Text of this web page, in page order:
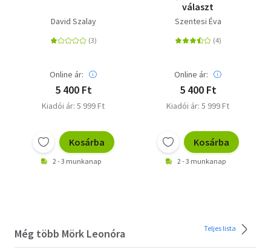
David Szalay
Online ár:
5 400 Ft
Kiadói ár: 5 999 Ft
Kosárba
2 - 3 munkanap
választ
Szentesi Éva
Online ár:
5 400 Ft
Kiadói ár: 5 999 Ft
Kosárba
2 - 3 munkanap
Még több Mörk Leonóra Teljes lista